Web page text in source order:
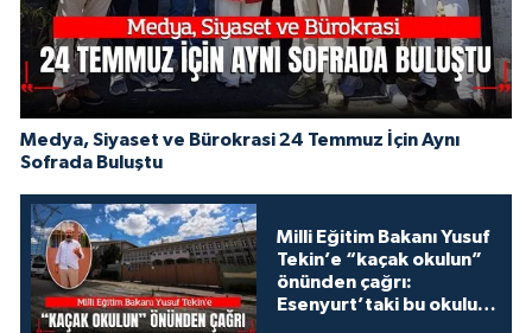
Medya, Siyaset ve Bürokrasi 24 Temmuz İçin Aynı
Sofrada Buluştu
Milli Eğitim Bakanı Yusuf
Tekin’e “kaçak okulun”
önünden çağrı:
Esenyurt’taki bu okulu